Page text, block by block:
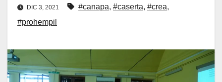
DIC 3, 2021 #canapa, #caserta, #crea,
#prohempil